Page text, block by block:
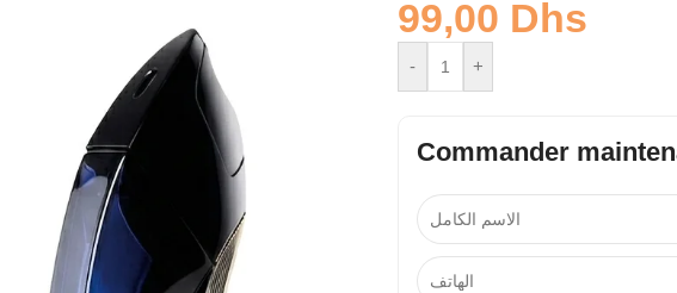
99,00 Dhs
- +
Commander